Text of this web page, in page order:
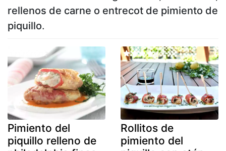
rellenos de carne o entrecot de pimiento de
piquillo.
Pimiento del
piquillo relleno de
Rollitos de
pimiento del